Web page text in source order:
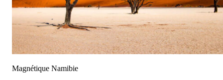
Magnétique Namibie